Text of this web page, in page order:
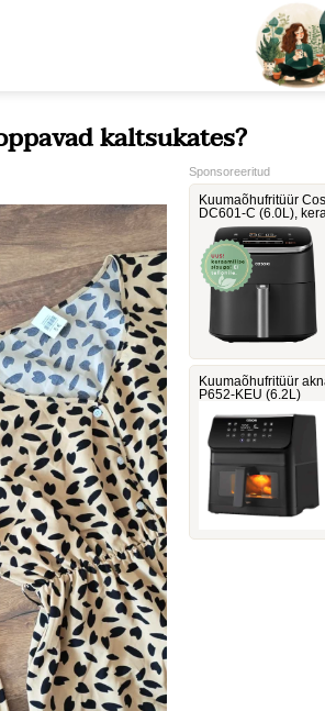
kaltsukates?
Sponsoreeritud
Kuumaõhufritüür
DC601-C ‎(6.0L),
Kuumaõhufritüür
P652-KEU (6.2L)